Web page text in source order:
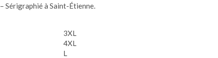
– Sérigraphié à Saint-Étienne.
3XL
4XL
L